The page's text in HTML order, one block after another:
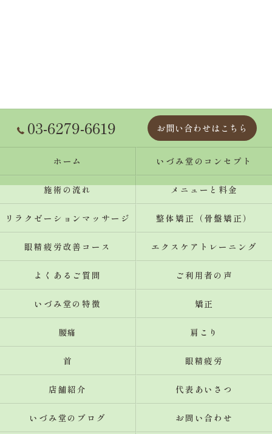
03-6279-6619 お問い合わせはこちら
ホーム いづみ堂のコンセプト
施術の流れ メニューと料金
リラクゼーションマッサージ 整体矯正（骨盤矯正）
眼精疲労改善コース エクスケアトレーニング
よくあるご質問 ご利用者の声
いづみ堂の特徴 矯正
腰痛 肩こり
首 眼精疲労
店舗紹介 代表あいさつ
いづみ堂のブログ お問い合わせ